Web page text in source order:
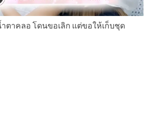
ตาคลอ โดนขอเลิก แต่ขอให้เก็บชุด